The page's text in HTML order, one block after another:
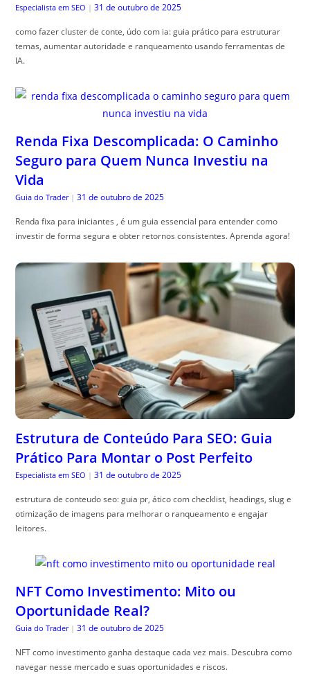
Especialista em SEO | 31 de outubro de 2025
como fazer cluster de conte, údo com ia: guia prático para estruturar
temas, aumentar autoridade e ranqueamento usando ferramentas de
IA.
Renda Fixa Descomplicada: O Caminho
Seguro para Quem Nunca Investiu na
Vida
Guia do Trader | 31 de outubro de 2025
Renda fixa para iniciantes , é um guia essencial para entender como
investir de forma segura e obter retornos consistentes. Aprenda agora!
Estrutura de Conteúdo Para SEO: Guia
Prático Para Montar o Post Perfeito
Especialista em SEO | 31 de outubro de 2025
estrutura de conteudo seo: guia pr, ático com checklist, headings, slug e
otimização de imagens para melhorar o ranqueamento e engajar
leitores.
NFT Como Investimento: Mito ou
Oportunidade Real?
Guia do Trader | 31 de outubro de 2025
NFT como investimento ganha destaque cada vez mais. Descubra como
navegar nesse mercado e suas oportunidades e riscos.